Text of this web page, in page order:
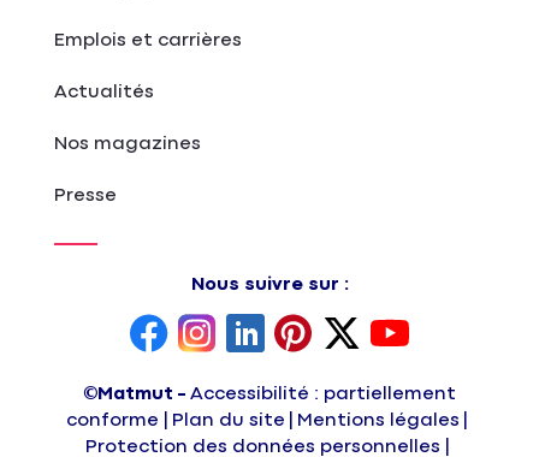
Emplois et carrières
Actualités
Nos magazines
Presse
Nous suivre sur :
©Matmut
Accessibilité : partiellement
conforme
Plan du site
Mentions légales
Protection des données personnelles